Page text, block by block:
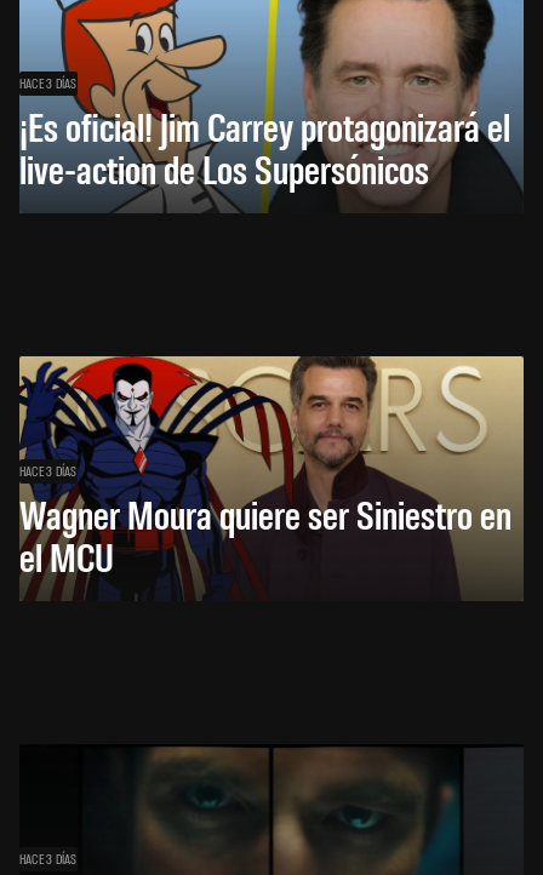
HACE 3 DÍAS
¡Es oficial! Jim Carrey protagonizará el
live-action de Los Supersónicos
HACE 3 DÍAS
Wagner Moura quiere ser Siniestro en
el MCU
HACE 3 DÍAS